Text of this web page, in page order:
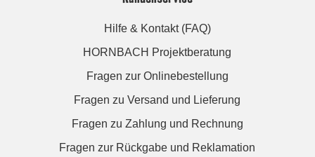
Hilfe & Kontakt (FAQ)
HORNBACH Projektberatung
Fragen zur Onlinebestellung
Fragen zu Versand und Lieferung
Fragen zu Zahlung und Rechnung
Fragen zur Rückgabe und Reklamation